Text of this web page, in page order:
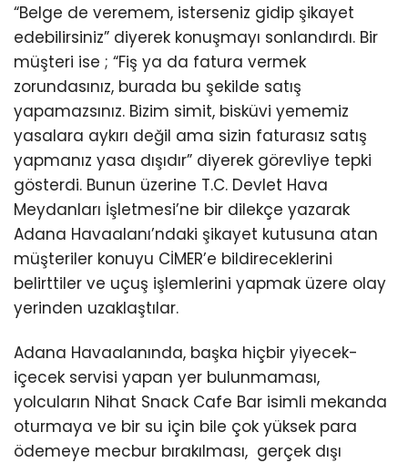
“Belge de veremem, isterseniz gidip şikayet
edebilirsiniz” diyerek konuşmayı sonlandırdı. Bir
müşteri ise ; “Fiş ya da fatura vermek
zorundasınız, burada bu şekilde satış
yapamazsınız. Bizim simit, bisküvi yememiz
yasalara aykırı değil ama sizin faturasız satış
yapmanız yasa dışıdır” diyerek görevliye tepki
gösterdi. Bunun üzerine T.C. Devlet Hava
Meydanları İşletmesi’ne bir dilekçe yazarak
Adana Havaalanı’ndaki şikayet kutusuna atan
müşteriler konuyu CİMER’e bildireceklerini
belirttiler ve uçuş işlemlerini yapmak üzere olay
yerinden uzaklaştılar.
Adana Havaalanında, başka hiçbir yiyecek-
içecek servisi yapan yer bulunmaması,
yolcuların Nihat Snack Cafe Bar isimli mekanda
oturmaya ve bir su için bile çok yüksek para
ödemeye mecbur bırakılması, gerçek dışı